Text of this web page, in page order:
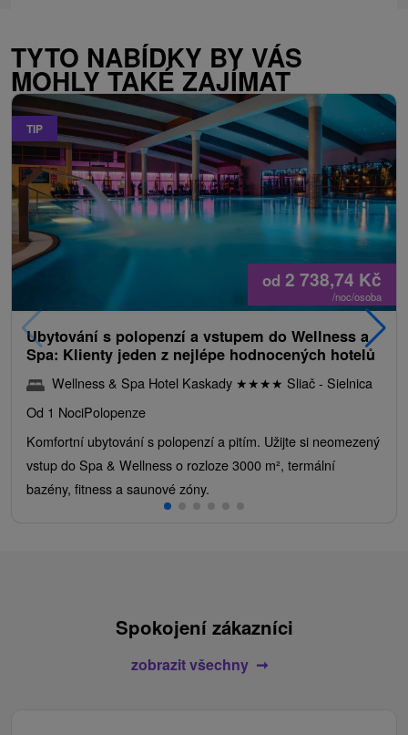
TYTO NABÍDKY BY VÁS
MOHLY TAKÉ ZAJÍMAT
TIP
od 2 738,74 Kč
/noc/osoba
Ubytování s polopenzí a vstupem do Wellness a
Spa: Klienty jeden z nejlépe hodnocených hotelů
Wellness & Spa Hotel Kaskady ★★★★ Sliač - Sielnica
Od 1 NociPolopenze
Komfortní ubytování s polopenzí a pitím. Užijte si neomezený
vstup do Spa & Wellness o rozloze 3000 m², termální
bazény, fitness a saunové zóny.
Spokojení zákazníci
zobrazit všechny